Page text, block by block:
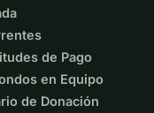
de Pago
en Equipo
de Donación